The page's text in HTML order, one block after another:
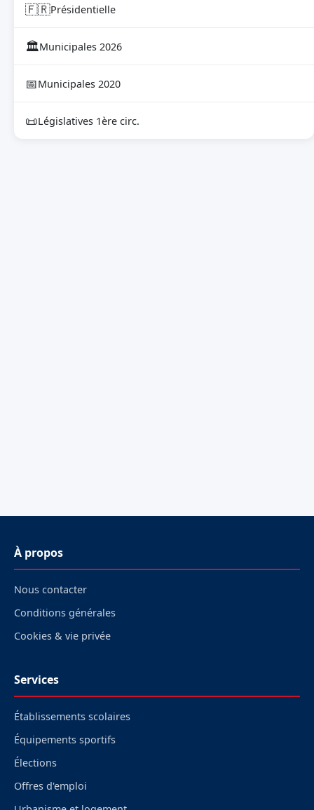
🇫🇷Présidentielle
🏛Municipales 2026
📅Municipales 2020
📜Législatives 1ère circ.
À propos
Nous contacter
Conditions générales
Cookies & vie privée
Services
Établissements scolaires
Équipements sportifs
Élections
Offres d'emploi